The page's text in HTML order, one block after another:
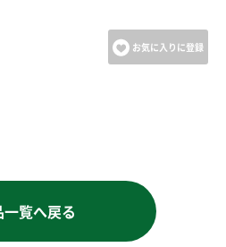
お気に入りに登録
一覧へ戻る